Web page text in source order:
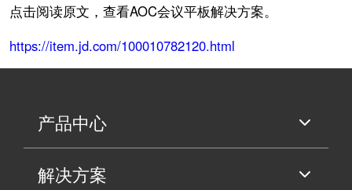
点击阅读原文，查看AOC会议平板解决方案。
https://item.jd.com/100010782120.html
产品中心
解决方案